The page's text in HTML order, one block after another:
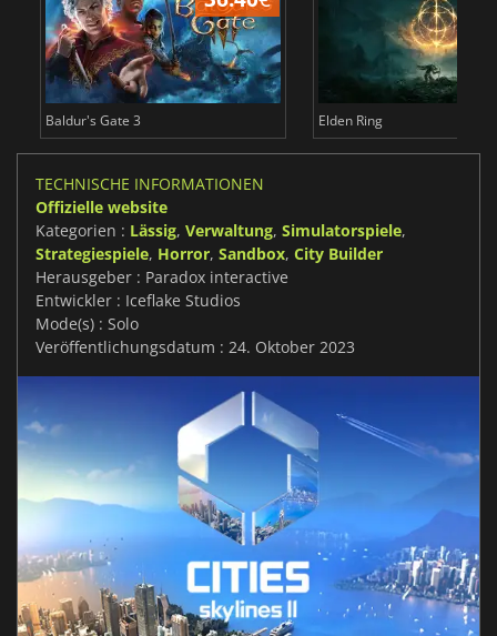
Baldur's Gate 3 Elden Ring
TECHNISCHE INFORMATIONEN
Offizielle website
Kategorien : Lässig, Verwaltung, Simulatorspiele,
Strategiespiele, Horror, Sandbox, City Builder
Herausgeber : Paradox interactive
Entwickler : Iceflake Studios
Mode(s) : Solo
Veröffentlichungsdatum : 24. Oktober 2023